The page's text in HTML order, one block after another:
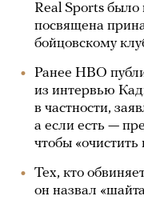
Real Sports
посвящена
бойцовскому
Ранее HBO
из интервью
в частности,
а если есть —
чтобы «очистить
Тех, кто
он назвал